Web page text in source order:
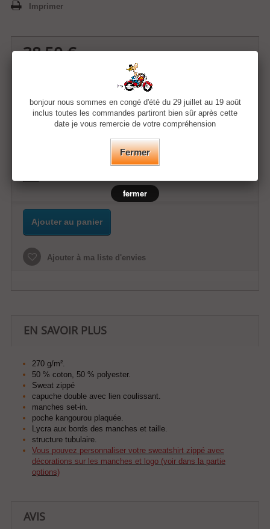
Imprimer
38,50 €
Ajouter au panier
Ajouter à ma liste d'envies
EN SAVOIR PLUS
270 g/m².
50 % coton, 50 % polyester.
Sweat zippé
capuche double avec lien coulissant.
manches set-in.
poche kangourou plaquée.
Lycra aux bords des manches et taille.
structure tubulaire.
Vous pouvez personnaliser votre sweatshirt zippé avec
décorations sur les manches et logo (voir dans la partie
options)
AVIS
bonjour nous sommes en congé d'été du 29 juillet au 19 août
inclus toutes les commandes partiront bien sûr après cette
date je vous remercie de votre compréhension
Fermer
fermer